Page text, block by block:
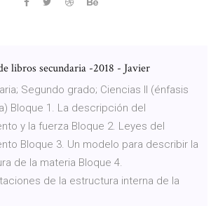
libros secundaria -2018 - Javier
Segundo grado; Ciencias II (énfasis
Bloque 1. La descripción del
y la fuerza Bloque 2. Leyes del
Bloque 3. Un modelo para describir la
de la materia Bloque 4.
de la estructura interna de la